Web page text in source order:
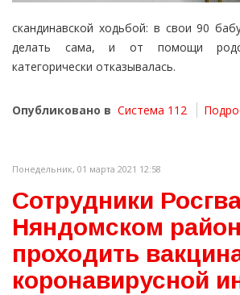
скандинавской ходьбой: в свои 90
делать сама, и от помощи
категорически отказывалась.
Опубликовано в Система 112
Понедельник, 01 марта 2021 12:58
Сотрудники
Няндомском
проходить
коронавирусной